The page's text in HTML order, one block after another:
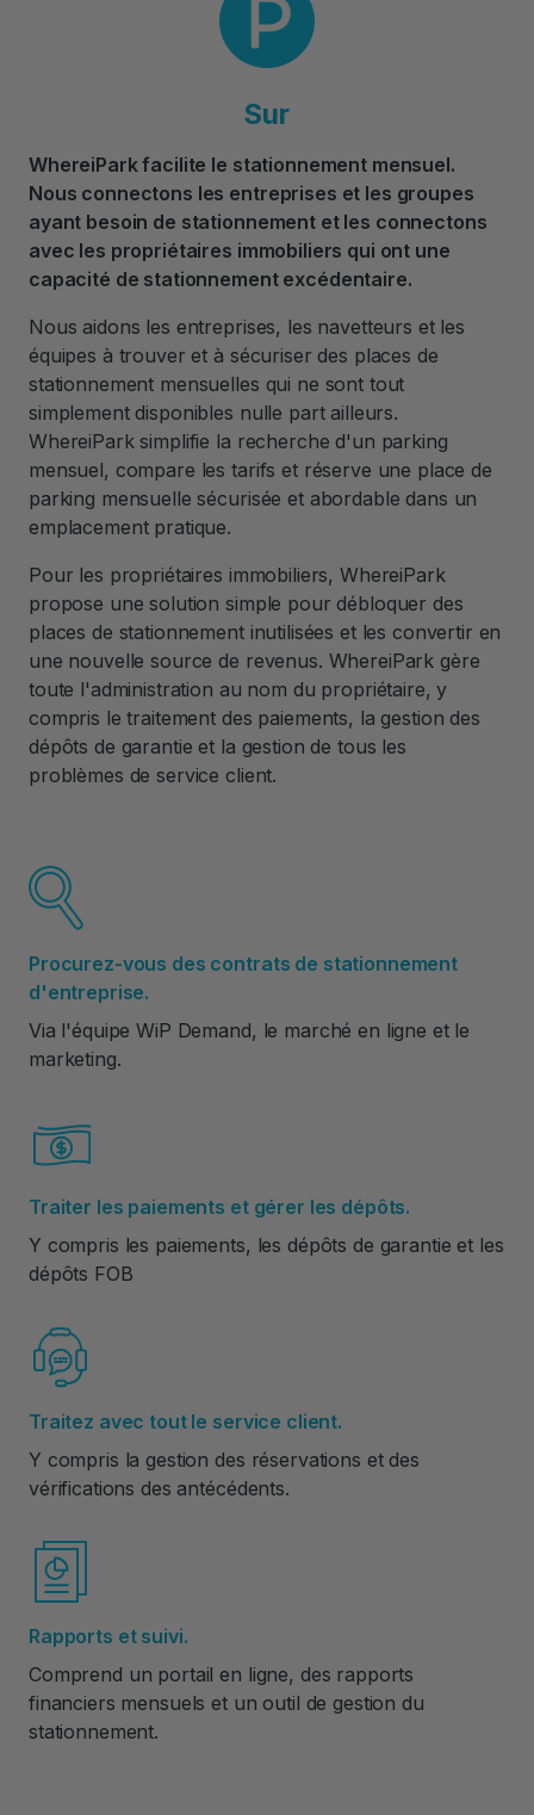
Sur
WhereiPark facilite le stationnement mensuel.
Nous connectons les entreprises et les groupes
ayant besoin de stationnement et les connectons
avec les propriétaires immobiliers qui ont une
capacité de stationnement excédentaire.
Nous aidons les entreprises, les navetteurs et les
équipes à trouver et à sécuriser des places de
stationnement mensuelles qui ne sont tout
simplement disponibles nulle part ailleurs.
WhereiPark simplifie la recherche d'un parking
mensuel, compare les tarifs et réserve une place de
parking mensuelle sécurisée et abordable dans un
emplacement pratique.
Pour les propriétaires immobiliers, WhereiPark
propose une solution simple pour débloquer des
places de stationnement inutilisées et les convertir en
une nouvelle source de revenus. WhereiPark gère
toute l'administration au nom du propriétaire, y
compris le traitement des paiements, la gestion des
dépôts de garantie et la gestion de tous les
problèmes de service client.
Procurez-vous des contrats de stationnement
d'entreprise.
Via l'équipe WiP Demand, le marché en ligne et le
marketing.
Traiter les paiements et gérer les dépôts.
Y compris les paiements, les dépôts de garantie et les
dépôts FOB
Traitez avec tout le service client.
Y compris la gestion des réservations et des
vérifications des antécédents.
Rapports et suivi.
Comprend un portail en ligne, des rapports
financiers mensuels et un outil de gestion du
stationnement.